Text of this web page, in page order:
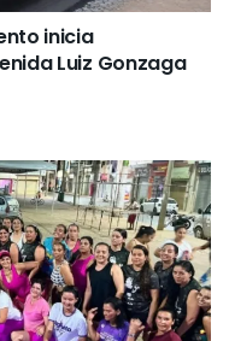
inicia
Luiz Gonzaga